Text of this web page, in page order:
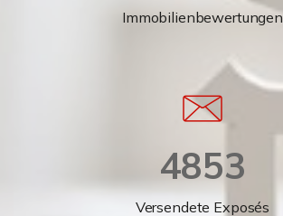
Immobilienbewertungen
4853
Versendete Exposés